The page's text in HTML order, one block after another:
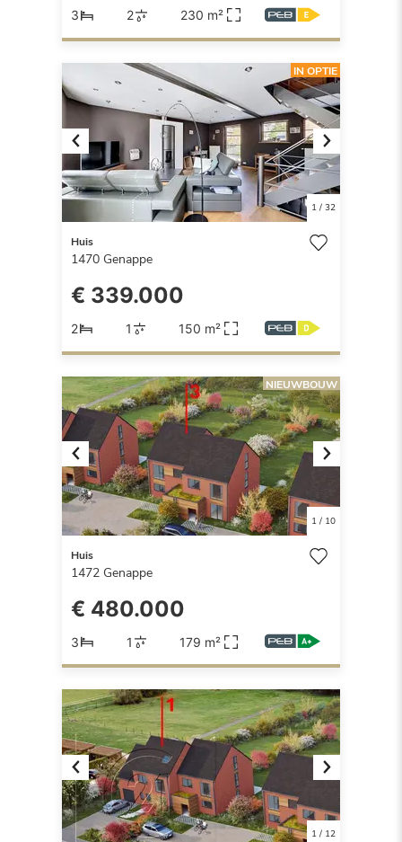
3 2 230 m²
Previous Next
1/ 32
IN OPTIE
Huis
1470 Genappe
€ 339.000
2 1 150 m²
Previous Next
1/ 10
NIEUWBOUW
Huis
1472 Genappe
€ 480.000
3 1 179 m²
Previous Next
1/ 12